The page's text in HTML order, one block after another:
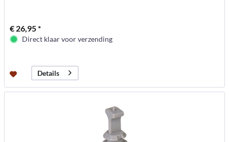
€ 26,95 *
Direct klaar voor verzending
Details